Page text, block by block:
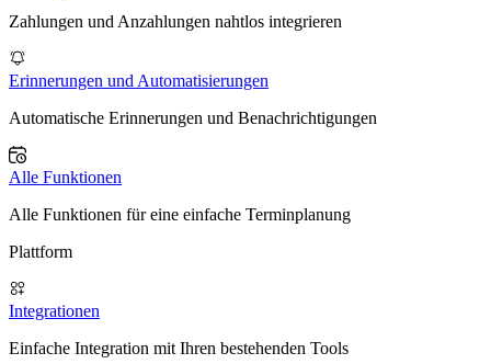
Zahlungen und Anzahlungen nahtlos integrieren
Erinnerungen und Automatisierungen
Automatische Erinnerungen und Benachrichtigungen
Alle Funktionen
Alle Funktionen für eine einfache Terminplanung
Plattform
Integrationen
Einfache Integration mit Ihren bestehenden Tools